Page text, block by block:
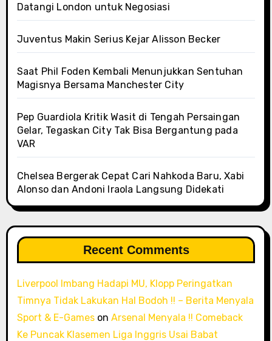
Datangi London untuk Negosiasi
Juventus Makin Serius Kejar Alisson Becker
Saat Phil Foden Kembali Menunjukkan Sentuhan
Magisnya Bersama Manchester City
Pep Guardiola Kritik Wasit di Tengah Persaingan
Gelar, Tegaskan City Tak Bisa Bergantung pada
VAR
Chelsea Bergerak Cepat Cari Nahkoda Baru, Xabi
Alonso dan Andoni Iraola Langsung Didekati
Recent Comments
Liverpool Imbang Hadapi MU, Klopp Peringatkan
Timnya Tidak Lakukan Hal Bodoh !! – Berita Menyala
Sport & E-Gameson Arsenal Menyala !! Comeback
Ke Puncak Klasemen Liga Inggris Usai Babat